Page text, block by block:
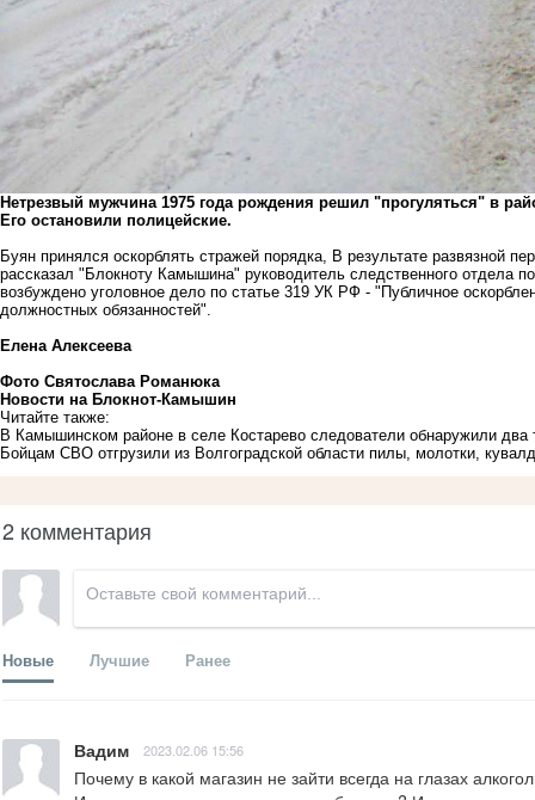
Нетрезвый мужчина 1975 года рождения решил "прогуляться" в
Его остановили полицейские.
Буян принялся оскорблять стражей порядка, В результате развязной
рассказал "Блокноту Камышина" руководитель следственного
возбуждено уголовное дело по статье 319 УК РФ - "Публичное
должностных обязанностей".
Елена Алексеева
Фото Святослава Романюка
Новости на Блoкнoт-Камышин
Читайте также:
В Камышинском районе в селе Костарево следователи обнаружили два
Бойцам СВО отгрузили из Волгоградской области пилы, молотки,
2 комментария
Новые Лучшие Ранее
Вадим 2023.02.06 15:56
Почему в какой магазин не зайти всегда на глазах